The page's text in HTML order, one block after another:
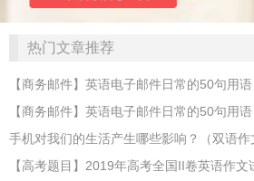
热门文章推荐
【商务邮件】英语电子邮件日常的50句用语
【商务邮件】英语电子邮件日常的50句用语
手机对我们的生活产生哪些影响？（双语作
【高考题目】2019年高考全国II卷英语作文